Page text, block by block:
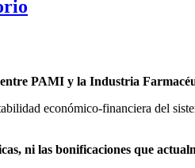
PAMI y la Industria
económico-financiera del
ni las bonificaciones que